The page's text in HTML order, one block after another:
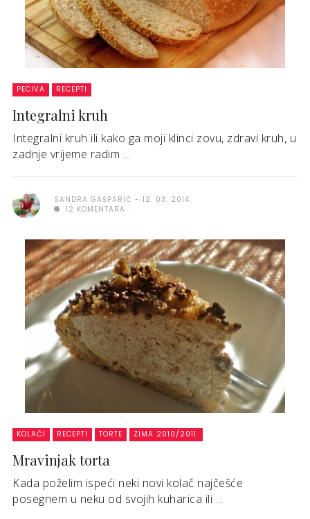
PECIVA RECEPTI
Integralni kruh
Integralni kruh ili kako ga moji klinci zovu, zdravi kruh, u
zadnje vrijeme radim ...
SANDRA GAŠPARIĆ
12. 03. 2014.
12 KOMENTARA
KOLAČI RECEPTI TORTE ZIMA 2010/2011.
Mravinjak torta
Kada poželim ispeći neki novi kolač najčešće
posegnem u neku od svojih kuharica ili ...